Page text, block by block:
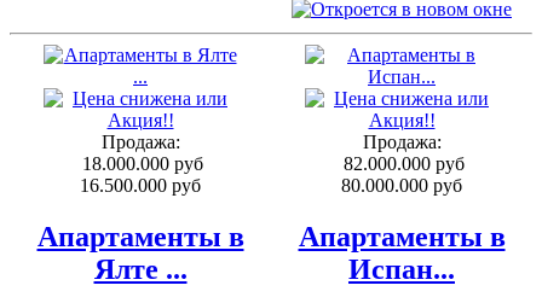
Продажа:
18.000.000 руб
16.500.000 руб
Апартаменты в
Ялте ...
Продажа:
82.000.000 руб
80.000.000 руб
Апартаменты в
Испан...